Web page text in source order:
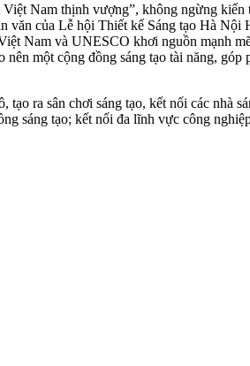
Nam thịnh vượng”, không ngừng kiến
văn của Lễ hội Thiết kế Sáng tạo Hà Nội
Nam và UNESCO khơi nguồn mạnh
một cộng đồng sáng tạo tài năng, góp
ra sân chơi sáng tạo, kết nối các nhà
sáng tạo; kết nối đa lĩnh vực công